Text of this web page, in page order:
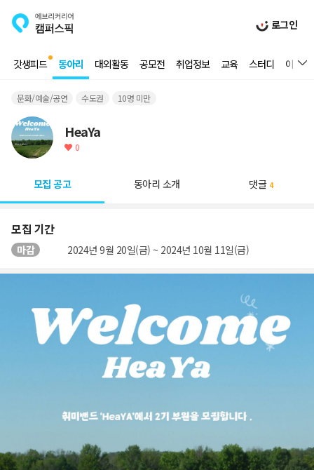
로그인
갓생피드 동아리 대외활동 공모전 취업정보 교육 스터디 이벤트
문화/예술/공연 수도권 10명 미만
HeaYa
0
모집 공고 동아리 소개 댓글 4
모집 기간
마감 2024년 9월 20일(금) ~ 2024년 10월 11일(금)